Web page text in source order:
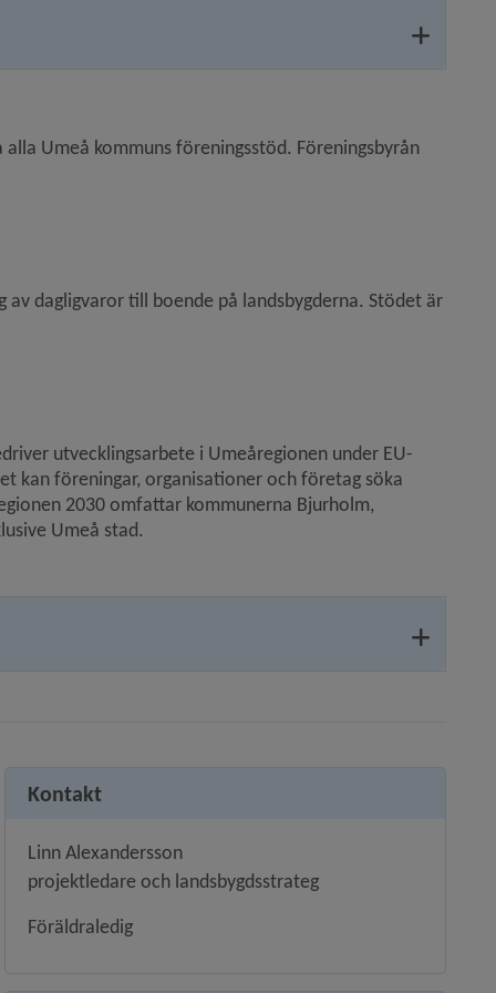
Umeå kommuns föreningsstöd. Föreningsbyrån
dagligvaror till boende på landsbygderna. Stödet är
utvecklingsarbete i Umeåregionen under EU-
kan föreningar, organisationer och företag söka
2030 omfattar kommunerna Bjurholm,
Umeå stad.
Kontakt
Linn Alexandersson
projektledare och landsbygdsstrateg
Föräldraledig